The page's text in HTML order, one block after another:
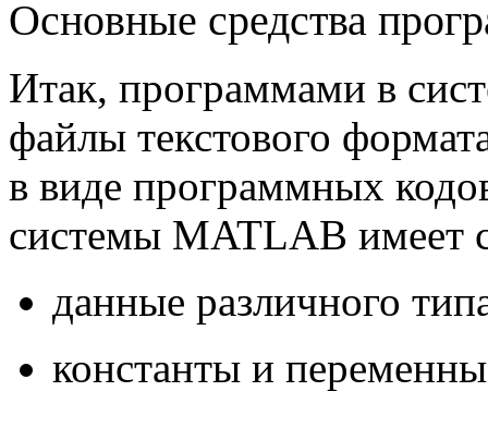
Основные средства
Итак, программами в
файлы текстового
в виде программных
системы MATLAB имеет
данные различного
константы и